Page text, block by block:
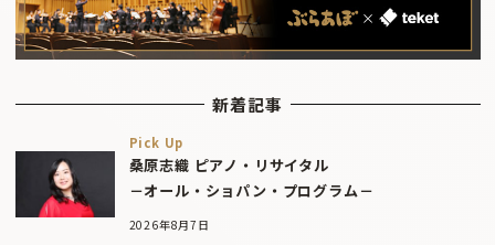
新着記事
Pick Up
桑原志織 ピアノ・リサイタル
－オール・ショパン・プログラム－
2026年8月7日